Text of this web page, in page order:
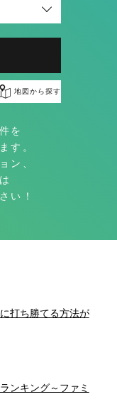
地図から探す
を
す。
ン、
い！
打ち勝てる方法が
ンキング～ファミ